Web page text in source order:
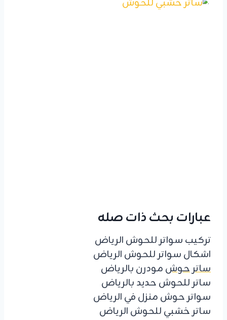
عبارات بحث ذات صله
تركيب سواتر للحوش الرياض
اشكال سواتر للحوش الرياض
ساتر حوش مودرن بالرياض
ساتر للحوش حديد بالرياض
سواتر حوش منزل في الرياض
ساتر خشبي للحوش الرياض